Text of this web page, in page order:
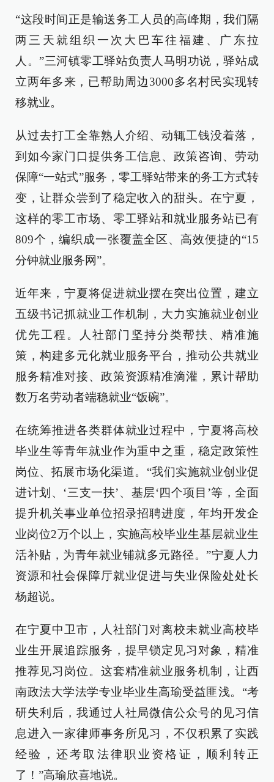
“这段时间正是输送务工人员的高峰期，我们隔
两三天就组织一次大巴车往福建、广东拉
人。”三河镇零工驿站负责人马明功说，驿站成
立两年多来，已帮助周边3000多名村民实现转
移就业。
从过去打工全靠熟人介绍、动辄工钱没着落，
到如今家门口提供务工信息、政策咨询、劳动
保障“一站式”服务，零工驿站带来的务工方式转
变，让群众尝到了稳定收入的甜头。在宁夏，
这样的零工市场、零工驿站和就业服务站已有
809个，编织成一张覆盖全区、高效便捷的“15
分钟就业服务网”。
近年来，宁夏将促进就业摆在突出位置，建立
五级书记抓就业工作机制，大力实施就业创业
优先工程。人社部门坚持分类帮扶、精准施
策，构建多元化就业服务平台，推动公共就业
服务精准对接、政策资源精准滴灌，累计帮助
数万名劳动者端稳就业“饭碗”。
在统筹推进各类群体就业过程中，宁夏将高校
毕业生等青年就业作为重中之重，稳定政策性
岗位、拓展市场化渠道。“我们实施就业创业促
进计划、‘三支一扶’、基层‘四个项目’等，全面
提升机关事业单位招录招聘进度，年均开发企
业岗位2万个以上，实施高校毕业生基层就业生
活补贴，为青年就业铺就多元路径。”宁夏人力
资源和社会保障厅就业促进与失业保险处处长
杨超说。
在宁夏中卫市，人社部门对离校未就业高校毕
业生开展追踪服务，提早锁定见习对象，精准
推荐见习岗位。这套精准就业服务机制，让西
南政法大学法学专业毕业生高瑜受益匪浅。“考
研失利后，我通过人社局微信公众号的见习信
息进入一家律师事务所见习，不仅积累了实践
经验，还考取法律职业资格证，顺利转正
了！”高瑜欣喜地说。